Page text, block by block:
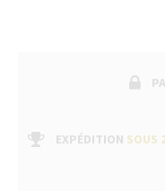
EXPÉDITION SOUS